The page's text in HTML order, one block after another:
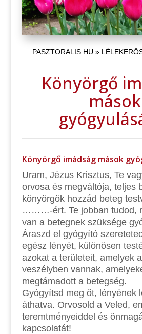
PASZTORALIS.HU »
Könyörgő
mások
Könyörgő imádság mások
Uram, Jézus Krisztus, Te
orvosa és megváltója, teljes
könyörgök hozzád beteg
………-ért. Te jobban tudod,
van a betegnek szüksége
Áraszd el gyógyító
egész lényét, különösen
azokat a területeit, amelyek
veszélyben vannak,
megtámadott a betegség.
Gyógyítsd meg őt, lényének
áthatva. Orvosold a Veled,
teremtményeiddel és
kapcsolatát!